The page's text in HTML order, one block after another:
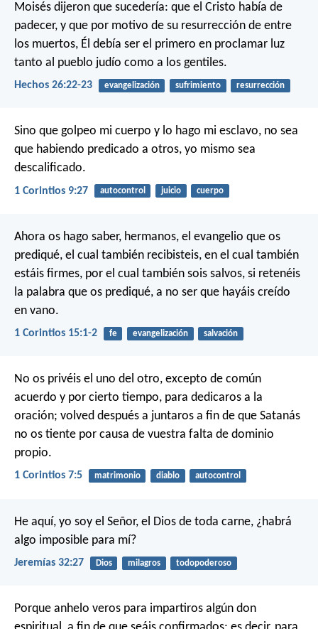
Moisés dijeron que sucedería: que el Cristo había de
padecer, y que por motivo de su resurrección de entre
los muertos, Él debía ser el primero en proclamar luz
tanto al pueblo judío como a los gentiles.
Hechos 26:22-23 evangelización sufrimiento resurrección
Sino que golpeo mi cuerpo y lo hago mi esclavo, no sea
que habiendo predicado a otros, yo mismo sea
descalificado.
1 Corintios 9:27 autocontrol juicio cuerpo
Ahora os hago saber, hermanos, el evangelio que os
prediqué, el cual también recibisteis, en el cual también
estáis firmes, por el cual también sois salvos, si retenéis
la palabra que os prediqué, a no ser que hayáis creído
en vano.
1 Corintios 15:1-2 fe evangelización salvación
No os privéis el uno del otro, excepto de común
acuerdo y por cierto tiempo, para dedicaros a la
oración; volved después a juntaros a fin de que Satanás
no os tiente por causa de vuestra falta de dominio
propio.
1 Corintios 7:5 matrimonio diablo autocontrol
He aquí, yo soy el Señor, el Dios de toda carne, ¿habrá
algo imposible para mí?
Jeremías 32:27 Dios milagros todopoderoso
Porque anhelo veros para impartiros algún don